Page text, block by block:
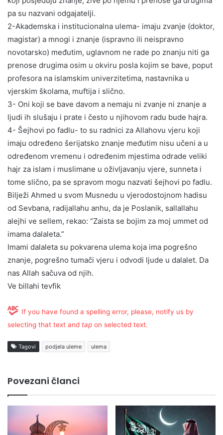
pa su nazvani odgajatelji.
2-Akademska i institucionalna ulema- imaju zvanje (doktor,
magistar) a mnogi i znanje (ispravno ili neispravno
novotarsko) međutim, uglavnom ne rade po znanju niti ga
prenose drugima osim u okviru posla kojim se bave, poput
profesora na islamskim univerzitetima, nastavnika u
vjerskim školama, muftija i slično.
3- Oni koji se bave davom a nemaju ni zvanje ni znanje a
ljudi ih slušaju i prate i često u njihovom radu bude hajra.
4- Šejhovi po fadlu- to su radnici za Allahovu vjeru koji
imaju određeno šerijatsko znanje međutim nisu učeni a u
određenom vremenu i određenim mjestima odrade veliki
hajr za islam i muslimane u oživljavanju vjere, sunneta i
tome slično, pa se spravom mogu nazvati šejhovi po fadlu.
Bilježi Ahmed u svom Musnedu u vjerodostojnom hadisu
od Sevbana, radijallahu anhu, da je Poslanik, sallallahu
alejhi ve sellem, rekao: “Zaista se bojim za moj ummet od
imama dalaleta.”
Imami dalaleta su pokvarena ulema koja ima pogrešno
znanje, pogrešno tumači vjeru i odvodi ljude u dalalet. Da
nas Allah sačuva od njih.
Ve billahi tevfik
If you have found a spelling error, please, notify us by
selecting that text and tap on selected text.
Tagovi podjela uleme ulema
Povezani članci